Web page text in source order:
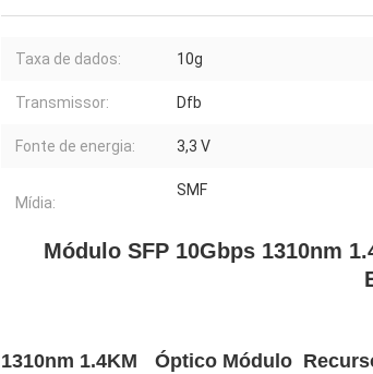
Taxa de dados: 10g
Transmissor: Dfb
Fonte de energia: 3,3 V
Mídia:
SMF
Módulo SFP 10Gbps 1310nm
1310nm 1.4KM Óptico Módulo